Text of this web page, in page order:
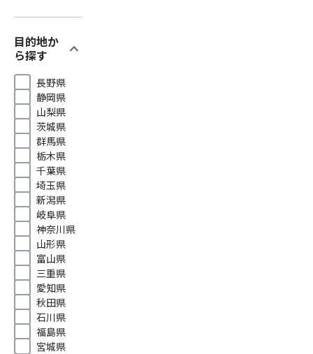
目的地か
ら探す
expand_more
長野県
静岡県
山梨県
茨城県
群馬県
栃木県
千葉県
埼玉県
新潟県
岐阜県
神奈川県
山形県
富山県
三重県
愛知県
秋田県
石川県
福島県
宮城県